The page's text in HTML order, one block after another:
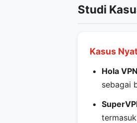
Studi
Kasus
Hola
sebagai